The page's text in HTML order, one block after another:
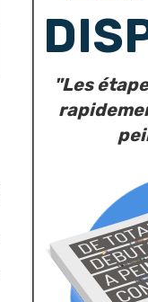
"Les